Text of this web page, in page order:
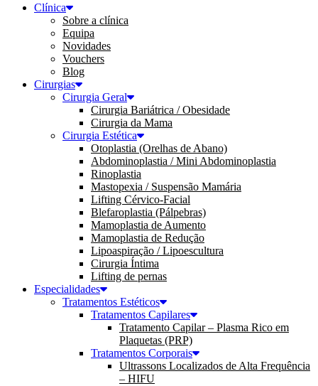
Clínica
Sobre a clínica
Equipa
Novidades
Vouchers
Blog
Cirurgias
Cirurgia Geral
Cirurgia Bariátrica / Obesidade
Cirurgia da Mama
Cirurgia Estética
Otoplastia (Orelhas de Abano)
Abdominoplastia / Mini Abdominoplastia
Rinoplastia
Mastopexia / Suspensão Mamária
Lifting Cérvico-Facial
Blefaroplastia (Pálpebras)
Mamoplastia de Aumento
Mamoplastia de Redução
Lipoaspiração / Lipoescultura
Cirurgia Íntima
Lifting de pernas
Especialidades
Tratamentos Estéticos
Tratamentos Capilares
Tratamento Capilar – Plasma Rico em
Plaquetas (PRP)
Tratamentos Corporais
Ultrassons Localizados de Alta Frequência
– HIFU